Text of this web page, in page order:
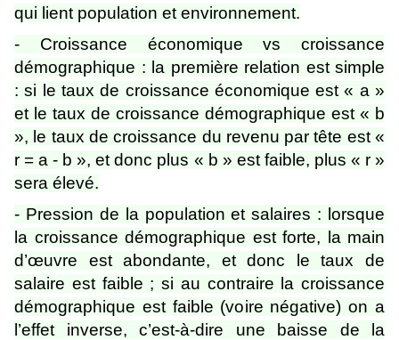
qui lient population et environnement.
- Croissance économique vs croissance
démographique : la première relation est simple
: si le taux de croissance économique est « a »
et le taux de croissance démographique est « b
», le taux de croissance du revenu par tête est «
r = a - b », et donc plus « b » est faible, plus « r »
sera élevé.
- Pression de la population et salaires : lorsque
la croissance démographique est forte, la main
d’œuvre est abondante, et donc le taux de
salaire est faible ; si au contraire la croissance
démographique est faible (voire négative) on a
l’effet inverse, c’est-à-dire une baisse de la